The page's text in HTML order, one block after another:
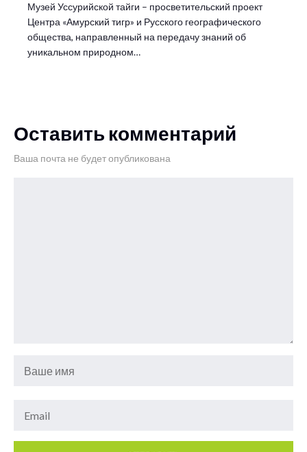
Музей Уссурийской тайги – просветительский проект
Центра «Амурский тигр» и Русского географического
общества, направленный на передачу знаний об
уникальном природном…
Оставить комментарий
Ваша почта не будет опубликована